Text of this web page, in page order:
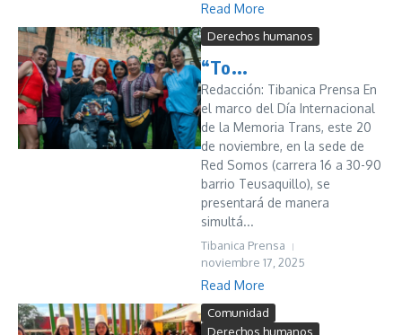
Read More
Derechos humanos
“To...
Redacción: Tibanica Prensa En
el marco del Día Internacional
de la Memoria Trans, este 20
de noviembre, en la sede de
Red Somos (carrera 16 a 30-90
barrio Teusaquillo), se
presentará de manera
simultá...
Tibanica Prensa
noviembre 17, 2025
Read More
Comunidad
Derechos humanos